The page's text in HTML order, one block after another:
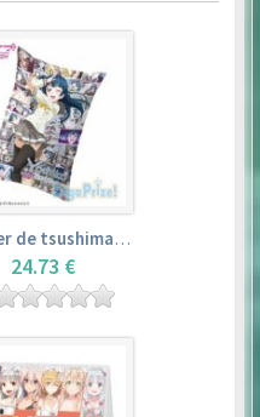
Oreiller de tsushima yoshiko (35cm×53cm) – love live! sunshine!!
24.73 €